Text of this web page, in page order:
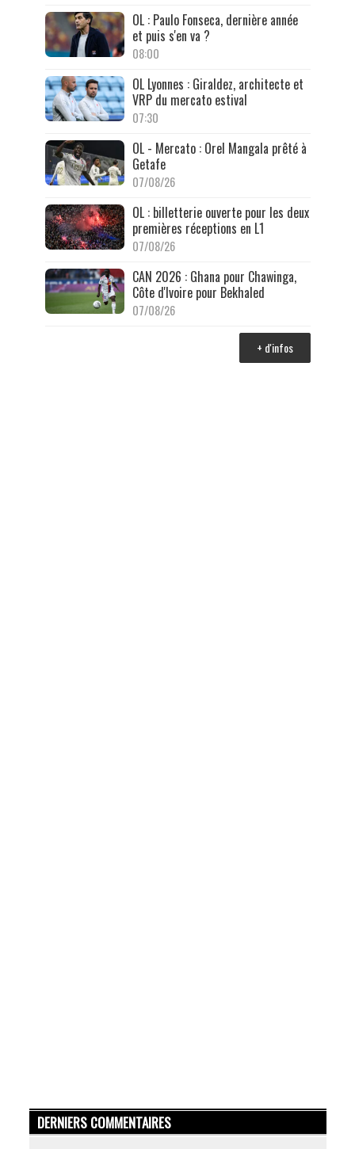
OL : Paulo Fonseca, dernière année
et puis s'en va ?
08:00
OL Lyonnes : Giraldez, architecte et
VRP du mercato estival
07:30
OL - Mercato : Orel Mangala prêté à
Getafe
07/08/26
OL : billetterie ouverte pour les deux
premières réceptions en L1
07/08/26
CAN 2026 : Ghana pour Chawinga,
Côte d'Ivoire pour Bekhaled
07/08/26
+ d'infos
DERNIERS COMMENTAIRES